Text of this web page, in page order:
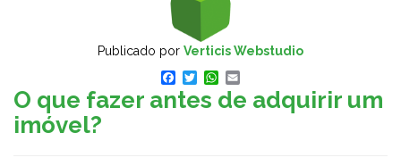
Publicado por Verticis Webstudio
Facebook
TwitterWhatsApp
O que fazer antes de adquirir um
imóvel?